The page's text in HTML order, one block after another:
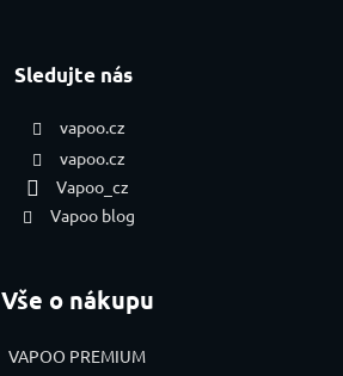
Sledujte nás
vapoo.cz
vapoo.cz
Vapoo_cz
Vapoo blog
Vše o nákupu
VAPOO PREMIUM